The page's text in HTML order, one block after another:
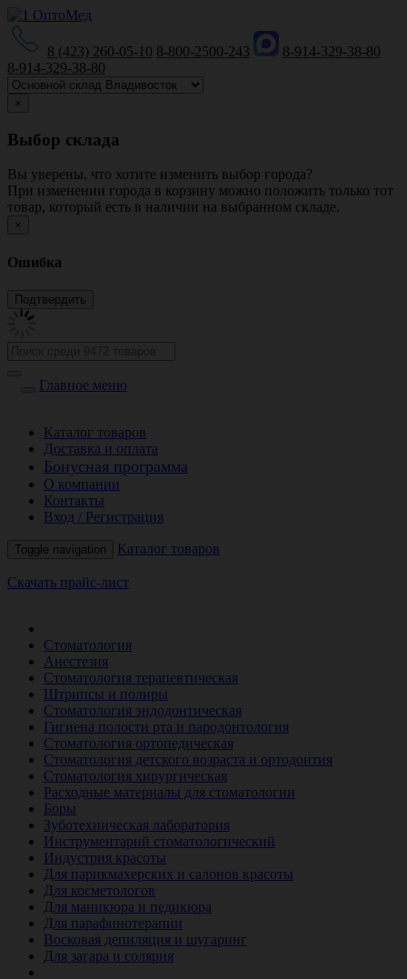
8 (423) 260-05-10 8-800-2500-243
8-914-329-38-80
8-914-329-38-80
×
Выбор склада
Вы уверены, что хотите изменить выбор города?
При изменении города в корзину можно положить только тот
товар, который есть в наличии на выбранном складе.
×
Ошибка
Главное меню
Каталог товаров
Доставка и оплата
Бонусная программа
О компании
Контакты
Вход / Регистрация
Toggle navigation Каталог товаров
Скачать прайс-лист
Стоматология
Анестезия
Стоматология терапевтическая
Штрипсы и полиры
Стоматология эндодонтическая
Гигиена полости рта и пародонтология
Стоматология ортопедическая
Стоматология детского возраста и ортодонтия
Стоматология хирургическая
Расходные материалы для стоматологии
Боры
Зуботехническая лаборатория
Инструментарий стоматологический
Индустрия красоты
Для парикмахерских и салонов красоты
Для косметологов
Для маникюра и педикюра
Для парафинотерапии
Восковая депиляция и шугаринг
Для загара и солярия